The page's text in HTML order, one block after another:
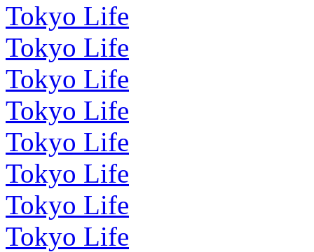
Tokyo Life
Tokyo Life
Tokyo Life
Tokyo Life
Tokyo Life
Tokyo Life
Tokyo Life
Tokyo Life